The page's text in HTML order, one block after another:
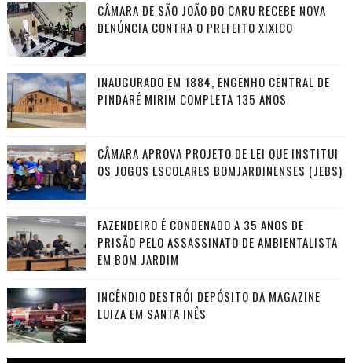
CÂMARA DE SÃO JOÃO DO CARU RECEBE NOVA
DENÚNCIA CONTRA O PREFEITO XIXICO
INAUGURADO EM 1884, ENGENHO CENTRAL DE
PINDARÉ MIRIM COMPLETA 135 ANOS
CÂMARA APROVA PROJETO DE LEI QUE INSTITUI
OS JOGOS ESCOLARES BOMJARDINENSES (JEBS)
FAZENDEIRO É CONDENADO A 35 ANOS DE
PRISÃO PELO ASSASSINATO DE AMBIENTALISTA
EM BOM JARDIM
INCÊNDIO DESTRÓI DEPÓSITO DA MAGAZINE
LUIZA EM SANTA INÊS